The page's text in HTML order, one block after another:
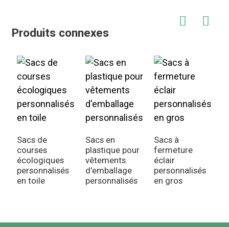
Produits connexes
Sacs de
courses
écologiques
personnalisés
en toile
Sacs en
plastique pour
vêtements
d'emballage
personnalisés
Sacs à
fermeture
éclair
personnalisés
en gros